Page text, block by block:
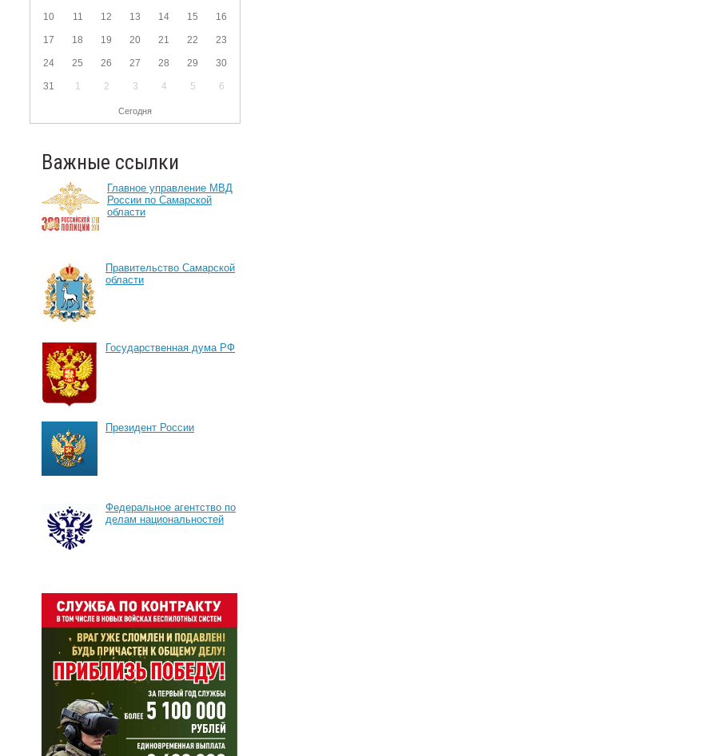
10 11 12 13 14 15 16
17 18 19 20 21 22 23
24 25 26 27 28 29 30
31 1 2 3 4 5 6
Сегодня
Важные ссылки
Главное управление МВД
России по Самарской
области
Правительство Самарской
области
Государственная дума РФ
Президент России
Федеральное агентство по
делам национальностей